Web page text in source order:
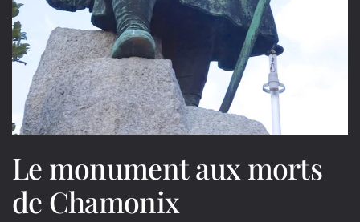
Le monument aux morts
de Chamonix